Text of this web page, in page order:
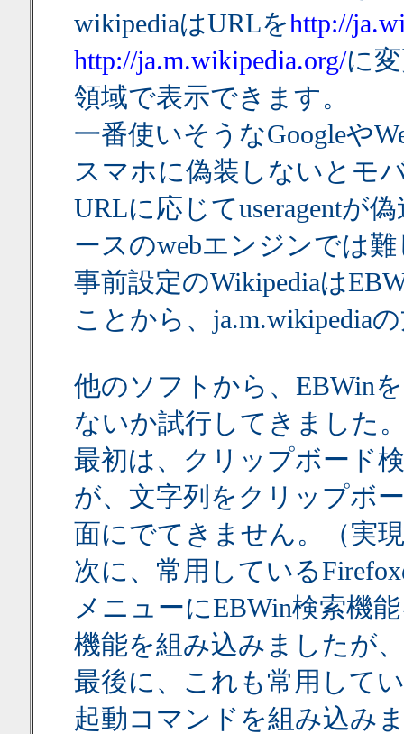
wikipediaはURLをhttp://
http://ja.m.wikipedia.org/に
領域で表示できます。
一番使いそうなGoogleや
スマホに偽装しないとモ
URLに応じてuseragentが
ースのwebエンジンでは
事前設定のWikipediaは
ことから、ja.m.wikipedia
他のソフトから、EBWin
ないか試行してきました
最初は、クリップボード
が、文字列をクリップボ
面にでてきません。（実
次に、常用している
メニューにEBWin検索機
機能を組み込みましたが
最後に、これも常用して
起動コマンドを組み込み